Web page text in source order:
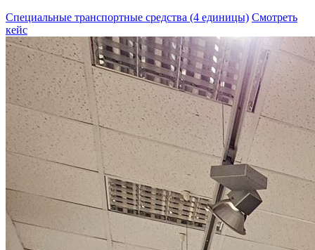
Специальные транспортные средства (4 единицы) Смотреть
кейс